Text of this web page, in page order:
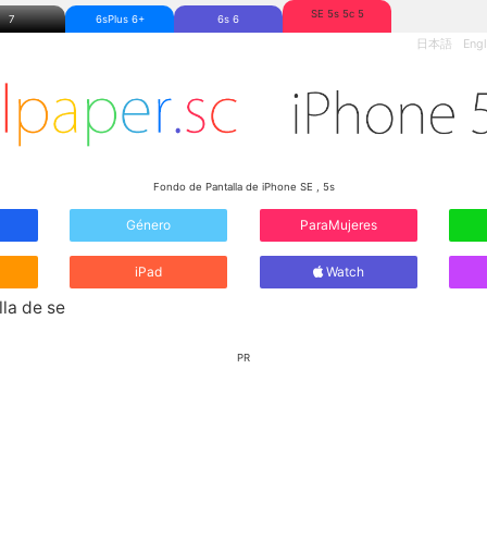
7 6sPlus 6+ 6s 6 SE 5s 5c 5
日本語
Fondo de Pantalla de iPhone SE , 5s
Género ParaMujeres
iPad Watch
de se
PR